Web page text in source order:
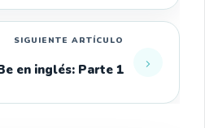
en inglés: Parte 1